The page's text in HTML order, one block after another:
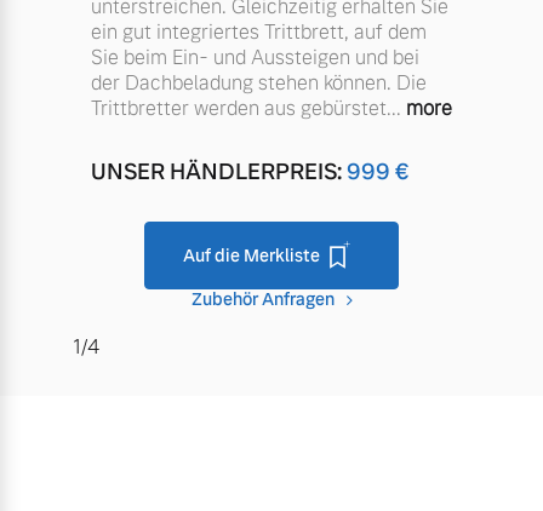
unterstreichen. Gleichzeitig erhalten Sie
ein gut integriertes Trittbrett, auf dem
Sie beim Ein- und Aussteigen und bei
der Dachbeladung stehen können. Die
Trittbretter werden aus gebürstet... more
UNSER HÄNDLERPREIS:999 €
Auf die Merkliste
Zubehör Anfragen
1/4